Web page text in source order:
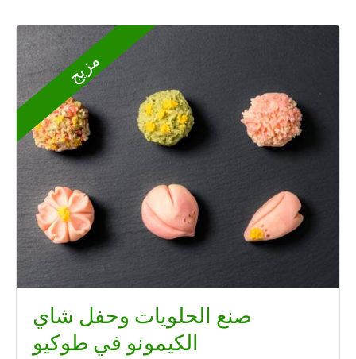
مزيج
صنع الحلويات وحفل شاي
الكيمونو في طوكيو